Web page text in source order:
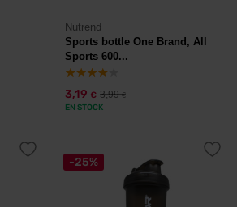
Nutrend
Sports bottle One Brand, All
Sports 600...
3,19 € 3,99€
EN STOCK
-25%